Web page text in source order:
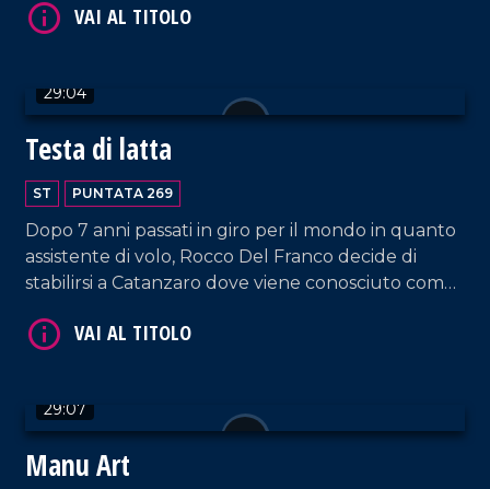
Maria Loiacono grazie a un albero piantato 25 anni
29:04
Testa di latta
ST PUNTATA 269
Dopo 7 anni passati in giro per il mondo in quanto
assistente di volo, Rocco Del Franco decide di
stabilirsi a Catanzaro dove viene conosciuto come
materiale principale impiegato per le sue opere
29:07
Manu Art